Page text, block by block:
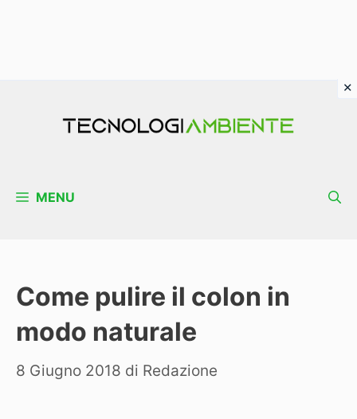
MENU
Come pulire il colon in
modo naturale
8 Giugno 2018 di Redazione